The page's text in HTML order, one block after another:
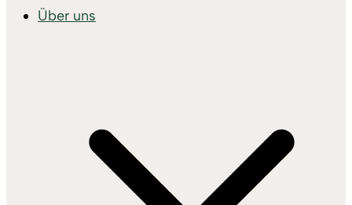
Über uns